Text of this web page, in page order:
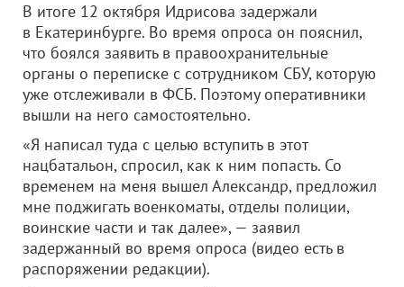
В итоге 12 октября Идрисова задержали
в Екатеринбурге. Во время опроса он пояснил,
что боялся заявить в правоохранительные
органы о переписке с сотрудником СБУ, которую
уже отслеживали в ФСБ. Поэтому оперативники
вышли на него самостоятельно.
«Я написал туда с целью вступить в этот
нацбатальон, спросил, как к ним попасть. Со
временем на меня вышел Александр, предложил
мне поджигать военкоматы, отделы полиции,
воинские части и так далее», — заявил
задержанный во время опроса (видео есть в
распоряжении редакции).